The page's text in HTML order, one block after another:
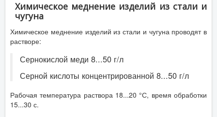
Химическое меднение изделий из стали и
чугуна
Химическое меднение изделий из стали и чугуна проводят в
растворе:
Сернокислой меди 8...50 г/л
Серной кислоты концентрированной 8...50 г/л
Рабочая температура раствора 18...20 °С, время обработки
15...30 с.